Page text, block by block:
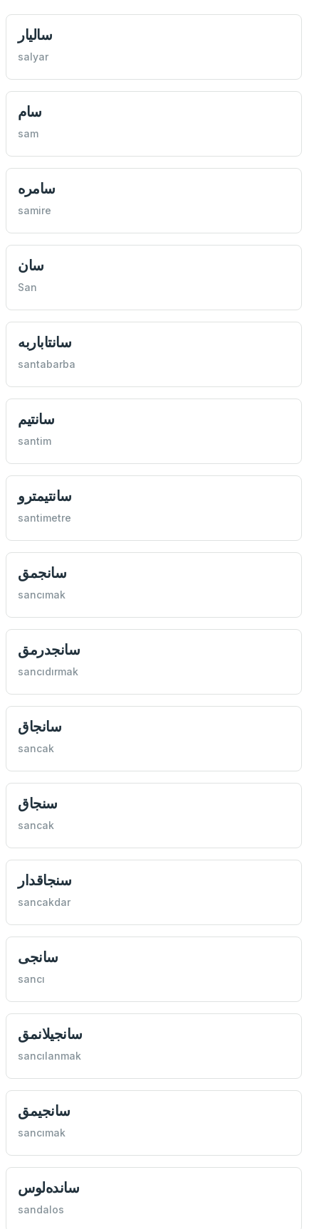
ساليار
salyar
سام
sam
سامره
samire
سان
San
سانتاباربه
santabarba
سانتيم
santim
سانتيمترو
santimetre
سانجمق
sancımak
سانجدرمق
sancıdırmak
سانجاق
sancak
سنجاق
sancak
سنجاقدار
sancakdar
سانجی
sancı
سانجیلانمق
sancılanmak
سانجيمق
sancımak
سانده‌لوس
sandalos